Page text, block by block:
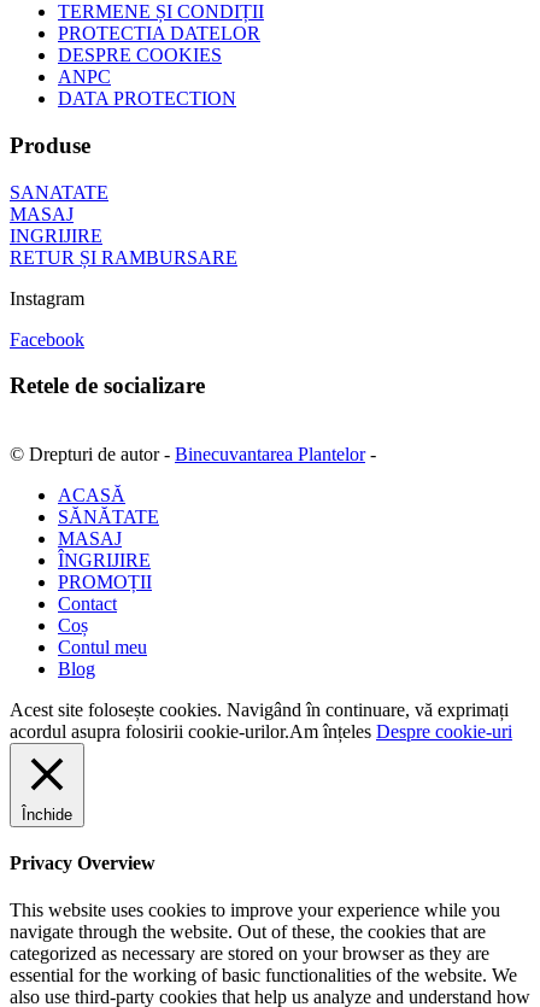
TERMENE ȘI CONDIȚII
PROTECTIA DATELOR
DESPRE COOKIES
ANPC
DATA PROTECTION
Produse
SANATATE
MASAJ
INGRIJIRE
RETUR ȘI RAMBURSARE
Instagram
Facebook
Retele de socializare
© Drepturi de autor - Binecuvantarea Plantelor-
ACASĂ
SĂNĂTATE
MASAJ
ÎNGRIJIRE
PROMOȚII
Contact
Coș
Contul meu
Blog
Acest site folosește cookies. Navigând în continuare, vă exprimați
acordul asupra folosirii cookie-urilor.Am înțeles Despre cookie-uri
Închide
Privacy Overview
This website uses cookies to improve your experience while you
navigate through the website. Out of these, the cookies that are
categorized as necessary are stored on your browser as they are
essential for the working of basic functionalities of the website. We
also use third-party cookies that help us analyze and understand how